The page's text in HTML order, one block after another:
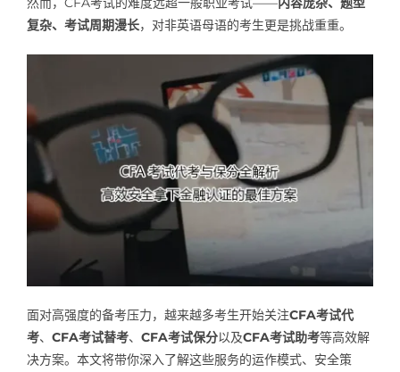
代写资讯 New！
复杂、考试周期漫长，对非英语母语的考生更是挑战重重。
面对高强度的备考压力，越来越多考生开始关注CFA考试代
考、 CFA考试替考、 CFA考试保分以及CFA考试助考等高效解
决方案。本文将带你深入了解这些服务的运作模式、安全策